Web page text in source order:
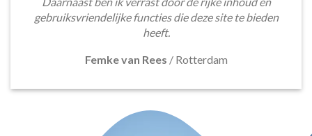
gebruiksvriendelijke functies die deze site te bieden
heeft.
Femke van Rees / Rotterdam